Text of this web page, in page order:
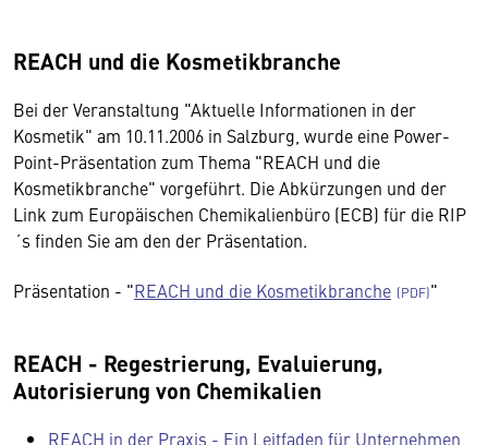
REACH und die Kosmetikbranche
Bei der Veranstaltung "Aktuelle Informationen in der
Kosmetik" am 10.11.2006 in Salzburg, wurde eine Power-
Point-Präsentation zum Thema "REACH und die
Kosmetikbranche" vorgeführt. Die Abkürzungen und der
Link zum Europäischen Chemikalienbüro (ECB) für die RIP
´s finden Sie am den der Präsentation.
Präsentation - "REACH und die Kosmetikbranche "
REACH - Regestrierung, Evaluierung,
Autorisierung von Chemikalien
REACH in der Praxis - Ein Leitfaden für Unternehmen